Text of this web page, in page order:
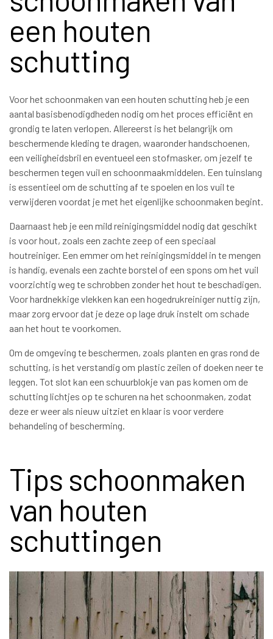
een houten
schutting
Voor het schoonmaken van een houten schutting heb je een
aantal basisbenodigdheden nodig om het proces efficiënt en
grondig te laten verlopen. Allereerst is het belangrijk om
beschermende kleding te dragen, waaronder handschoenen,
een veiligheidsbril en eventueel een stofmasker, om jezelf te
beschermen tegen vuil en schoonmaakmiddelen. Een tuinslang
is essentieel om de schutting af te spoelen en los vuil te
verwijderen voordat je met het eigenlijke schoonmaken begint.
Daarnaast heb je een mild reinigingsmiddel nodig dat geschikt
is voor hout, zoals een zachte zeep of een speciaal
houtreiniger. Een emmer om het reinigingsmiddel in te mengen
is handig, evenals een zachte borstel of een spons om het vuil
voorzichtig weg te schrobben zonder het hout te beschadigen.
Voor hardnekkige vlekken kan een hogedrukreiniger nuttig zijn,
maar zorg ervoor dat je deze op lage druk instelt om schade
aan het hout te voorkomen.
Om de omgeving te beschermen, zoals planten en gras rond de
schutting, is het verstandig om plastic zeilen of doeken neer te
leggen. Tot slot kan een schuurblokje van pas komen om de
schutting lichtjes op te schuren na het schoonmaken, zodat
deze er weer als nieuw uitziet en klaar is voor verdere
behandeling of bescherming.
Tips schoonmaken
van houten
schuttingen